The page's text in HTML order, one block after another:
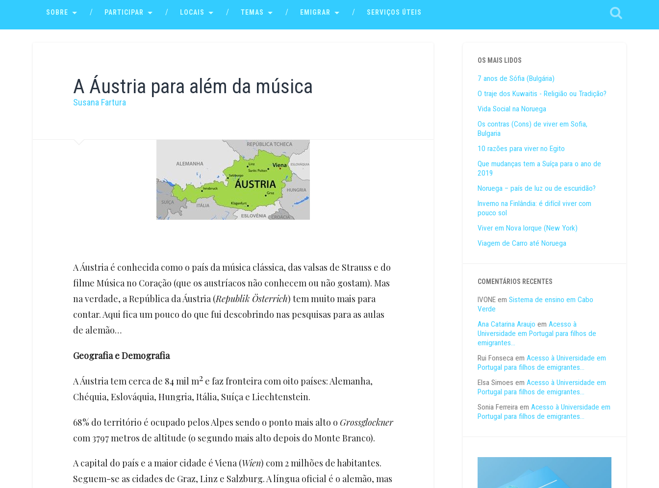
SOBRE PARTICIPAR LOCAIS TEMAS EMIGRAR SERVIÇOS ÚTEIS
A Áustria para além da música
Susana Fartura
A Áustria é conhecida como o país da música clássica, das valsas de Strauss e do
filme Música no Coração (que os austríacos não conhecem ou não gostam). Mas
na verdade, a República da Áustria (Republik Österrich) tem muito mais para
contar. Aqui fica um pouco do que fui descobrindo nas pesquisas para as aulas
de alemão…
Geografia e Demografia
A Áustria tem cerca de 84 mil m2e faz fronteira com oito países: Alemanha,
Chéquia, Eslováquia, Hungria, Itália, Suíça e Liechtenstein.
68% do território é ocupado pelos Alpes sendo o ponto mais alto o Grossglockner
com 3797 metros de altitude (o segundo mais alto depois do Monte Branco).
A capital do país e a maior cidade é Viena (Wien) com 2 milhões de habitantes.
Seguem-se as cidades de Graz, Linz e Salzburg. A língua oficial é o alemão, mas
OS MAIS LIDOS
7 anos de Sófia (Bulgária)
O traje dos Kuwaitis - Religião ou Tradição?
Vida Social na Noruega
Os contras (Cons) de viver em Sofia,
Bulgaria
10 razões para viver no Egito
Que mudanças tem a Suíça para o ano de
2019
Noruega – país de luz ou de escuridão?
Inverno na Finlândia: é difícil viver com
pouco sol
Viver em Nova Iorque (New York)
Viagem de Carro até Noruega
COMENTÁRIOS RECENTES
IVONE emSistema de ensino em Cabo
Verde
Ana Catarina Araujo emAcesso à
Universidade em Portugal para filhos de
emigrantes…
Rui Fonseca emAcesso à Universidade em
Portugal para filhos de emigrantes…
Elsa Simoes emAcesso à Universidade em
Portugal para filhos de emigrantes…
Sonia Ferreira emAcesso à Universidade em
Portugal para filhos de emigrantes…